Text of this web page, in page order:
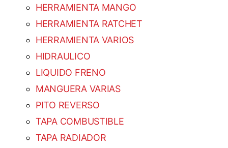
HERRAMIENTA MANGO
HERRAMIENTA RATCHET
HERRAMIENTA VARIOS
HIDRAULICO
LIQUIDO FRENO
MANGUERA VARIAS
PITO REVERSO
TAPA COMBUSTIBLE
TAPA RADIADOR